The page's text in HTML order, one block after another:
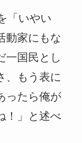
「いやい
動家にもな
一国民とし
、もう表に
ったら俺が
！」と述べ